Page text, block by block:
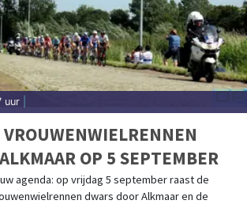
uur
OP 5 SEPTEMBER
uw agenda: op vrijdag 5 september raast de
dwars door Alkmaar en de